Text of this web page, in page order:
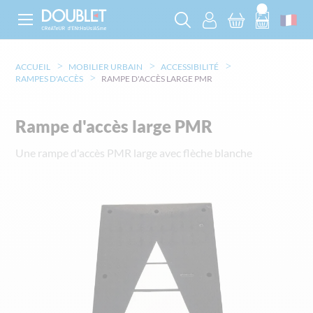
ACCUEIL MOBILIER URBAIN
ACCESSIBILITÉ
RAMPES D'ACCÈS
RAMPE D'ACCÈS LARGE PMR
Rampe d'accès large PMR
Une rampe d'accès PMR large avec flèche blanche